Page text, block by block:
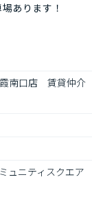
あります！
南口店　賃貸仲介
ュニティスクエア